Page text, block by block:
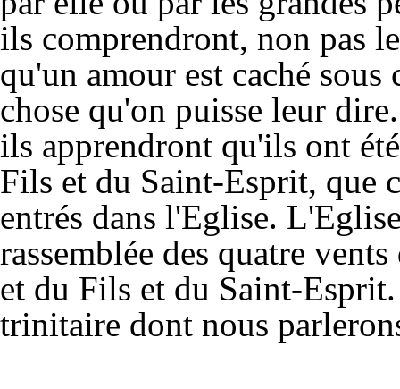
ils comprendront, non pas
qu'un amour est caché sous
chose qu'on puisse leur
ils apprendront qu'ils ont
Fils et du Saint-Esprit, que
entrés dans l'Eglise.
rassemblée des quatre
et du Fils et du Saint-
trinitaire dont nous